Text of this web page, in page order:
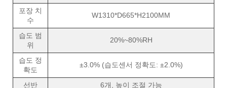
포장 치
수
W1310*D665*H2100MM
습도 범
위
20%~80%RH
습도 정
확도
±3.0% (습도센서 정확도: ±2.0%)
선반
6개, 높이 조절 가능